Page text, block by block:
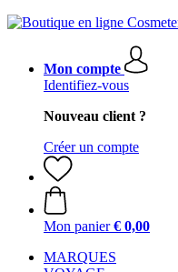
Mon compte
Identifiez-vous
Nouveau client ?
Créer un compte
Mon panier € 0,00
MARQUES